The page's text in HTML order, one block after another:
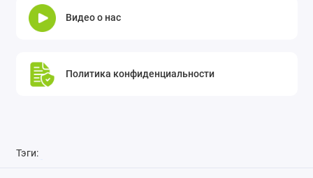
Видео о нас
Политика конфиденциальности
Тэги: